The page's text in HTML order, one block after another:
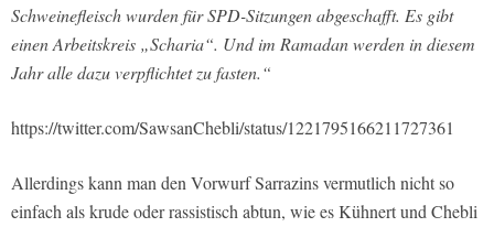
Schweinefleisch wurden für SPD-Sitzungen abgeschafft. Es gibt
einen Arbeitskreis „Scharia“. Und im Ramadan werden in diesem
Jahr alle dazu verpflichtet zu fasten.“
https://twitter.com/SawsanChebli/status/1221795166211727361
Allerdings kann man den Vorwurf Sarrazins vermutlich nicht so
einfach als krude oder rassistisch abtun, wie es Kühnert und Chebli